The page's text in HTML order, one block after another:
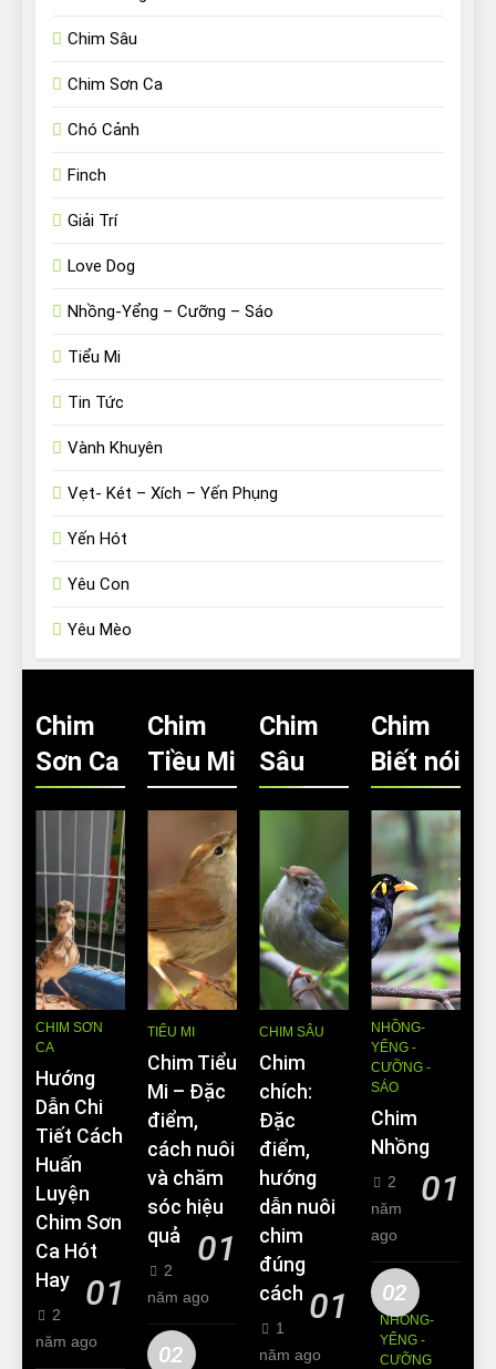
Chim Sâu
Chim Sơn Ca
Chó Cảnh
Finch
Giải Trí
Love Dog
Nhồng-Yểng – Cưỡng – Sáo
Tiểu Mi
Tin Tức
Vành Khuyên
Vẹt- Két – Xích – Yến Phụng
Yến Hót
Yêu Con
Yêu Mèo
Chim
Sơn Ca
CHIM SƠN
CA
Hướng
Dẫn Chi
Tiết Cách
Huấn
Luyện
Chim Sơn
Ca Hót
Hay
01
2
năm ago
Chim
Tiều Mi
TIỂU MI
Chim Tiểu
Mi – Đặc
điểm,
cách nuôi
và chăm
sóc hiệu
quả
01
2
năm ago
02
Chim
Sâu
CHIM SÂU
Chim
chích:
Đặc
điểm,
hướng
dẫn nuôi
chim
đúng
cách 01
1
năm ago
Chim
Biết nói
NHỒNG-
YỂNG -
CƯỠNG -
SÁO
Chim
Nhồng
01
2
năm
ago
02
NHỒNG-
YỂNG -
CƯỠNG